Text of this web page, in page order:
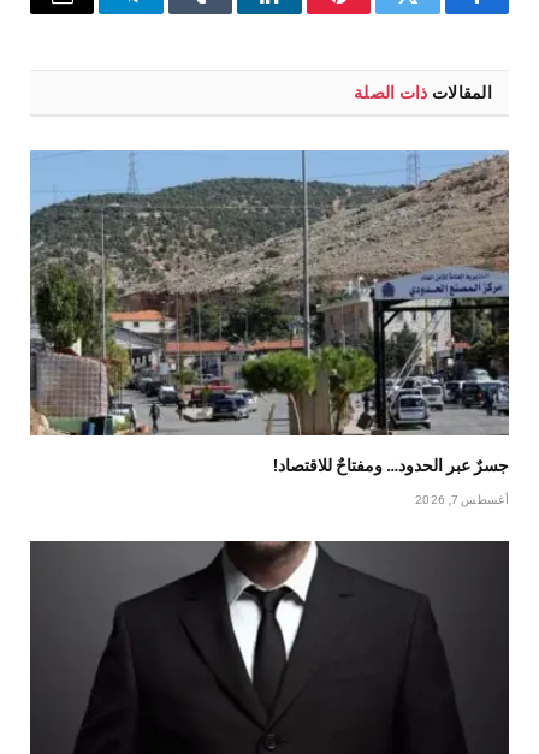
فيسبوكتويتر بينتيريستلينكدإن Tumblr تيلقرام البريد
المقالات ذات الصلة
جسرٌ عبر الحدود… ومفتاحٌ للاقتصاد!
أغسطس 7, 2026